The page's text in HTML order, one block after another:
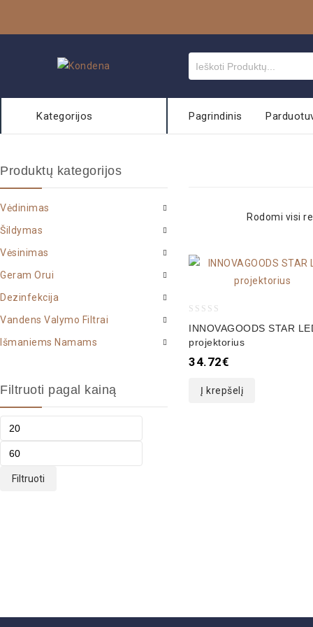
Kategorijos Pagrindinis
Rodomi visi
out
of
INNOVAGOODS STAR
projektorius
34.72€
Į krepšelį
Produktų kategorijos
Vėdinimas
Šildymas
Vėsinimas
Geram Orui
Dezinfekcija
Vandens Valymo Filtrai
Išmaniems Namams
Filtruoti pagal kainą
Filtruoti